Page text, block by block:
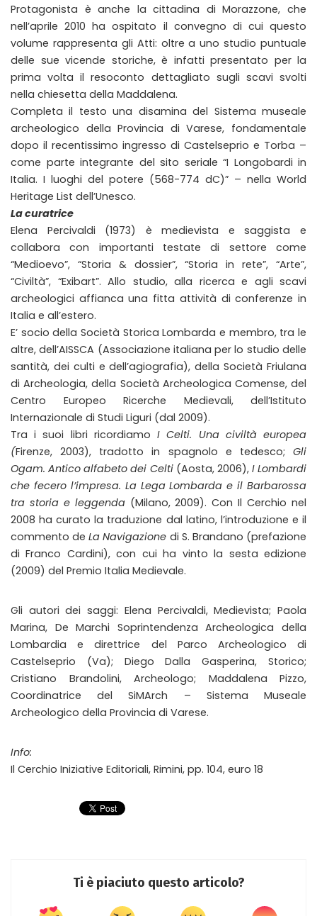
Protagonista è anche la cittadina di Morazzone, che
nell’aprile 2010 ha ospitato il convegno di cui questo
volume rappresenta gli Atti: oltre a uno studio puntuale
delle sue vicende storiche, è infatti presentato per la
prima volta il resoconto dettagliato sugli scavi svolti
nella chiesetta della Maddalena.
Completa il testo una disamina del Sistema museale
archeologico della Provincia di Varese, fondamentale
dopo il recentissimo ingresso di Castelseprio e Torba –
come parte integrante del sito seriale “I Longobardi in
Italia. I luoghi del potere (568-774 dC)” – nella World
Heritage List dell’Unesco.
La curatrice
Elena Percivaldi (1973) è medievista e saggista e
collabora con importanti testate di settore come
“Medioevo”, “Storia & dossier”, “Storia in rete”, “Arte”,
“Civiltà”, “Exibart”. Allo studio, alla ricerca e agli scavi
archeologici affianca una fitta attività di conferenze in
Italia e all’estero.
E’ socio della Società Storica Lombarda e membro, tra le
altre, dell’AISSCA (Associazione italiana per lo studio delle
santità, dei culti e dell’agiografia), della Società Friulana
di Archeologia, della Società Archeologica Comense, del
Centro Europeo Ricerche Medievali, dell’Istituto
Internazionale di Studi Liguri (dal 2009).
Tra i suoi libri ricordiamoI Celti. Una civiltà europea
(Firenze, 2003), tradotto in spagnolo e tedesco; Gli
Ogam. Antico alfabeto dei Celti (Aosta, 2006), I Lombardi
che fecero l’impresa. La Lega Lombarda e il Barbarossa
tra storia e leggenda(Milano, 2009). Con Il Cerchio nel
2008 ha curato la traduzione dal latino, l’introduzione e il
commento deLa Navigazione di S. Brandano (prefazione
di Franco Cardini), con cui ha vinto la sesta edizione
(2009) del Premio Italia Medievale.
Gli autori dei saggi: Elena Percivaldi, Medievista; Paola
Marina, De Marchi Soprintendenza Archeologica della
Lombardia e direttrice del Parco Archeologico di
Castelseprio (Va); Diego Dalla Gasperina, Storico;
Cristiano Brandolini, Archeologo; Maddalena Pizzo,
Coordinatrice del SiMArch – Sistema Museale
Archeologico della Provincia di Varese.
Info:
Il Cerchio Iniziative Editoriali, Rimini, pp. 104, euro 18
Ti è piaciuto questo articolo?